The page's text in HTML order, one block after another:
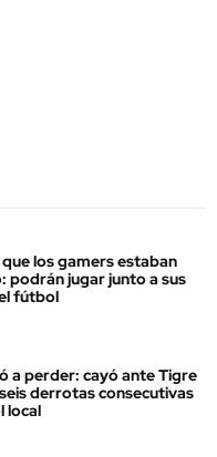
los gamers estaban
podrán jugar junto a sus
fútbol
a perder: cayó ante Tigre
derrotas consecutivas
local